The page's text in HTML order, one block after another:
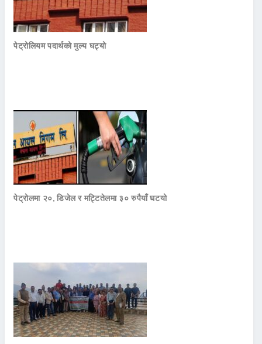
पेट्रोलियम पदार्थको मुल्य घट्यो
पेट्रोलमा २०, डिजेल र मट्टितेलमा ३० रुपैयाँ घटयो